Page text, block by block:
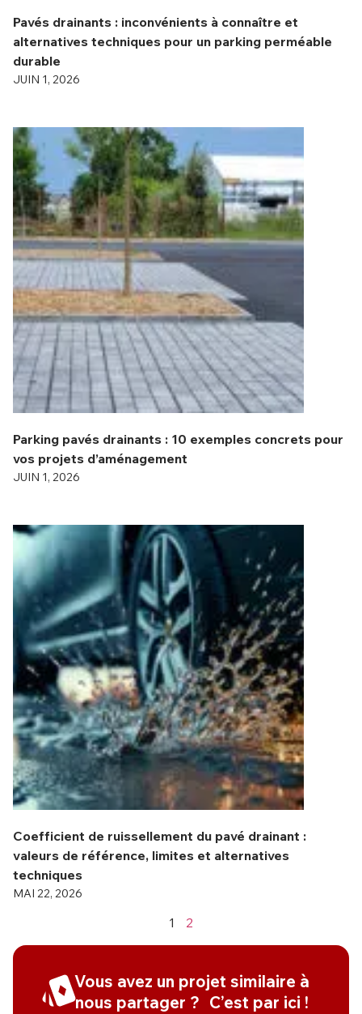
Pavés drainants : inconvénients à connaître et
alternatives techniques pour un parking perméable
durable
JUIN 1, 2026
Parking pavés drainants : 10 exemples concrets pour
vos projets d’aménagement
JUIN 1, 2026
Coefficient de ruissellement du pavé drainant :
valeurs de référence, limites et alternatives
techniques
MAI 22, 2026
1 2
Vous avez un projet similaire à
nous partager ? C’est par ici !